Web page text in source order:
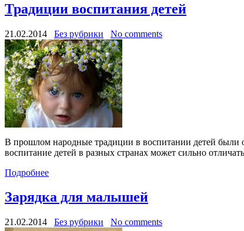
Традиции воспитания детей
21.02.2014 Без рубрики No comments
В прошлом народные традиции в воспитании детей были
воспитание детей в разных странах может сильно
Подробнее
Зарядка для малышей
21.02.2014 Без рубрики No comments